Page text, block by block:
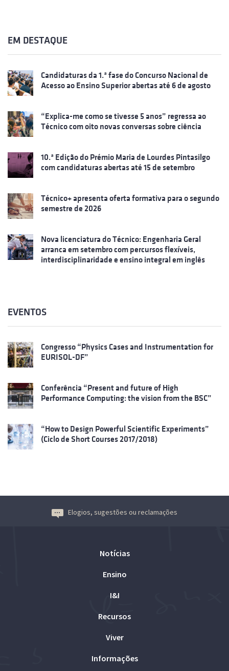
EM DESTAQUE
Candidaturas da 1.ª fase do Concurso Nacional de
Acesso ao Ensino Superior abertas até 6 de agosto
“Explica-me como se tivesse 5 anos” regressa ao
Técnico com oito novas conversas sobre ciência
10.ª Edição do Prémio Maria de Lourdes Pintasilgo
com candidaturas abertas até 15 de setembro
Técnico+ apresenta oferta formativa para o segundo
semestre de 2026
Nova licenciatura do Técnico: Engenharia Geral
arranca em setembro com percursos flexíveis,
interdisciplinaridade e ensino integral em inglês
EVENTOS
Congresso “Physics Cases and Instrumentation for
EURISOL-DF”
Conferência “Present and future of High
Performance Computing: the vision from the BSC”
“How to Design Powerful Scientific Experiments”
(Ciclo de Short Courses 2017/2018)
Elogios, sugestões ou reclamações
Notícias
Ensino
I&I
Recursos
Viver
Informações